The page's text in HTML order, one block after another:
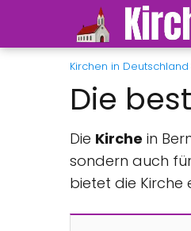
Kirchen in Deutschland
Die
Die Kirche in
sondern auch
bietet die Kirche